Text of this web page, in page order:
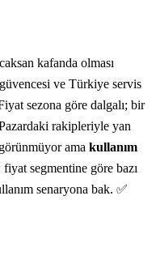
kafanda olması
ve Türkiye servis
sezona göre dalgalı; bir
rakipleriyle yan
ama kullanım
segmentine göre bazı
senaryona bak. ✅